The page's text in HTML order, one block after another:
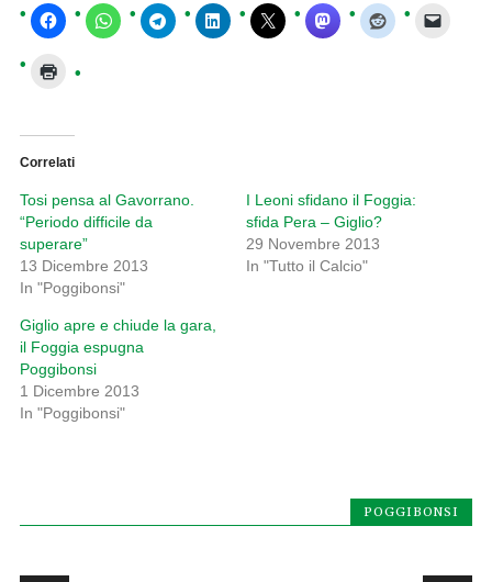
Correlati
Tosi pensa al Gavorrano.
“Periodo difficile da
superare”
13 Dicembre 2013
In "Poggibonsi"
I Leoni sfidano il Foggia:
sfida Pera – Giglio?
29 Novembre 2013
In "Tutto il Calcio"
Giglio apre e chiude la gara,
il Foggia espugna
Poggibonsi
1 Dicembre 2013
In "Poggibonsi"
POGGIBONSI